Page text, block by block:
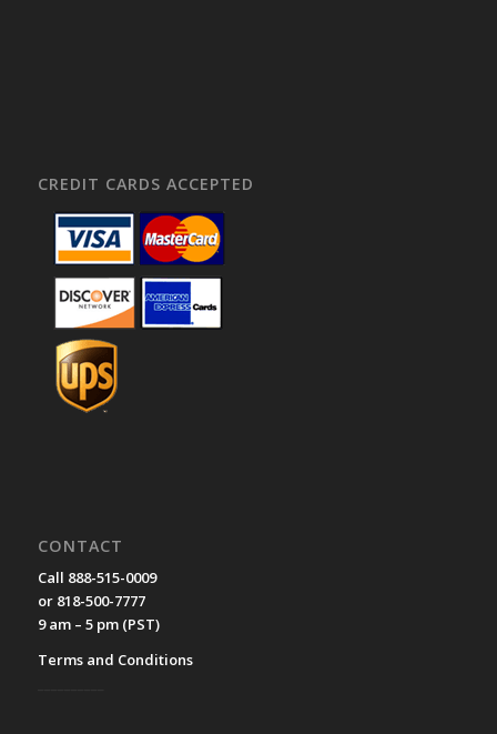
CREDIT CARDS ACCEPTED
CONTACT
Call 888-515-0009
or 818-500-7777
9 am – 5 pm (PST)
Terms and Conditions